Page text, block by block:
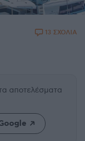
13 ΣΧΟΛΙΑ
αποτελέσματα